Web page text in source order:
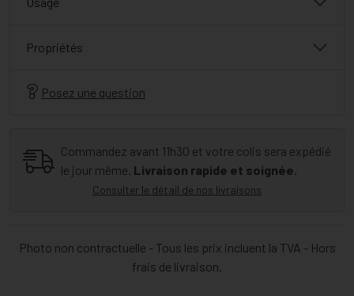
Propriétés
Posez une question
Commandez avant 11h30 et votre colis sera expédié
le jour même. Livraison rapide et soignée.
Consulter le détail de nos livraisons
Photo non contractuelle - Tous les prix incluent la TVA - Hors
frais de livraison.